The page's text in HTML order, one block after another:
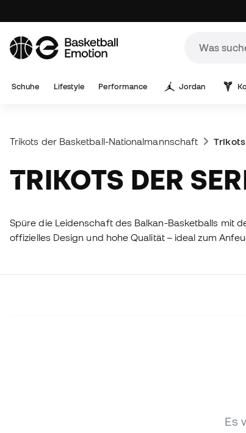
Schuhe Lifestyle Performance Jordan
Trikots der Basketball-Nationalmannschaft
TRIKOTS DER
Spüre die Leidenschaft des Balkan-Basketballs mit
offizielles Design und hohe Qualität – ideal zum
Es